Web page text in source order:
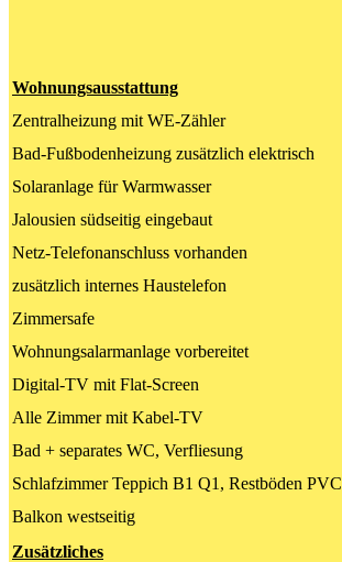
Wohnungsausstattung
Zentralheizung mit WE-Zähler
Bad-Fußbodenheizung zusätzlich elektrisch
Solaranlage für Warmwasser
Jalousien südseitig eingebaut
Netz-Telefonanschluss vorhanden
zusätzlich internes Haustelefon
Zimmersafe
Wohnungsalarmanlage vorbereitet
Digital-TV mit Flat-Screen
Alle Zimmer mit Kabel-TV
Bad + separates WC, Verfliesung
Schlafzimmer Teppich B1 Q1, Restböden PVC
Balkon westseitig
Zusätzliches